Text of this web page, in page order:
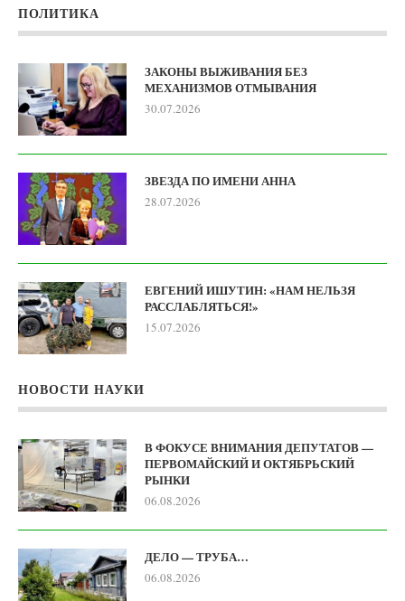
ПОЛИТИКА
ЗАКОНЫ ВЫЖИВАНИЯ БЕЗ
МЕХАНИЗМОВ ОТМЫВАНИЯ
30.07.2026
ЗВЕЗДА ПО ИМЕНИ АННА
28.07.2026
ЕВГЕНИЙ ИШУТИН: «НАМ НЕЛЬЗЯ
РАССЛАБЛЯТЬСЯ!»
15.07.2026
НОВОСТИ НАУКИ
В ФОКУСЕ ВНИМАНИЯ ДЕПУТАТОВ —
ПЕРВОМАЙСКИЙ И ОКТЯБРЬСКИЙ
РЫНКИ
06.08.2026
ДЕЛО — ТРУБА…
06.08.2026